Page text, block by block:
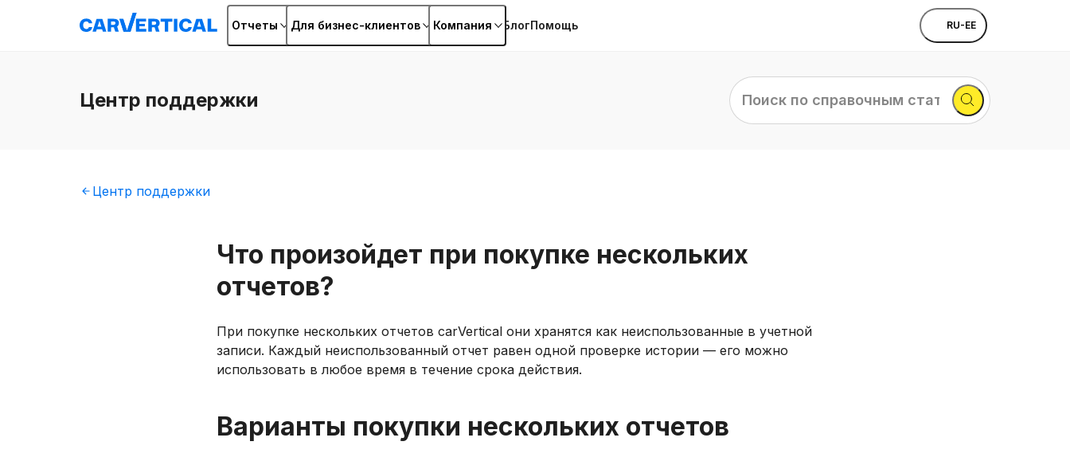
Отчеты Для бизнес-клиентов Компания БлогПомощь RU-EE
Центр поддержки
Поиск
по
справочным
Центр поддержки
Что произойдет при покупке нескольких
отчетов?
При покупке нескольких отчетов carVertical они хранятся как неиспользованные в учетной
записи. Каждый неиспользованный отчет равен одной проверке истории — его можно
использовать в любое время в течение срока действия.
Варианты покупки нескольких отчетов